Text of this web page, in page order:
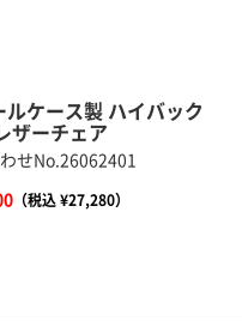
ルケース製 ハイバック
ザーチェア
せNo.26062401
（税込 ¥27,280）